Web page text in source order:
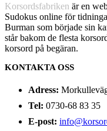
Korsordsfabriken är en
Sudokus online för
Burman som började sin
står bakom de flesta
korsord på begäran.
KONTAKTA OSS
Adress:
Tel: 0730-68 83 35
E-post: